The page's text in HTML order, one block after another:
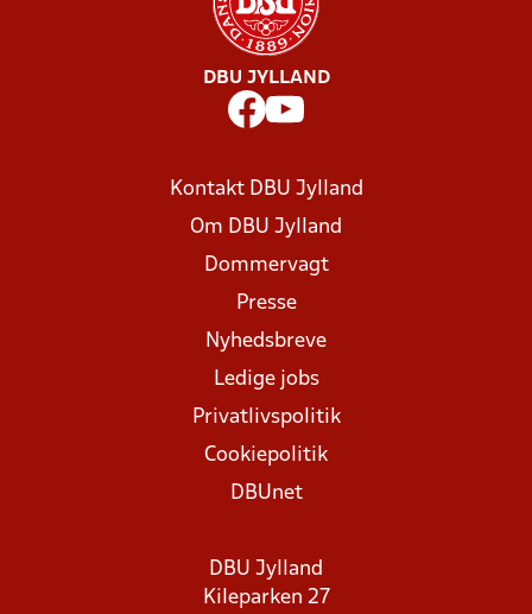
DBU JYLLAND
Kontakt DBU Jylland
Om DBU Jylland
Dommervagt
Presse
Nyhedsbreve
Ledige jobs
Privatlivspolitik
Cookiepolitik
DBUnet
DBU Jylland
Kileparken 27